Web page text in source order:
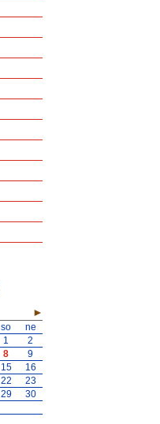
►
so
ne
1
2
8
9
15
16
22
23
29
30